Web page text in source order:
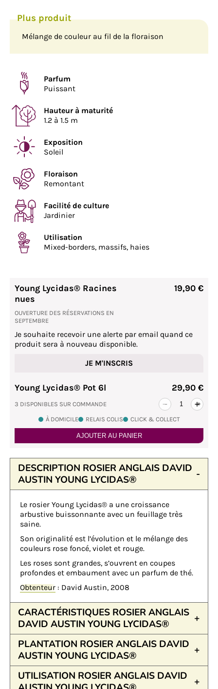
Mélange de couleur au fil de la floraison
Parfum
Puissant
Hauteur à maturité
1.2 à 1.5 m
Exposition
Soleil
Floraison
Remontant
Facilité de culture
Jardinier
Utilisation
Mixed-borders, massifs, haies
Young Lycidas® Racines
nues
OUVERTURE DES RÉSERVATIONS EN
SEPTEMBRE
19,90 €
Je souhaite recevoir une alerte par email quand ce
produit sera à nouveau disponible.
JE M'INSCRIS
Young Lycidas® Pot 6l
3 DISPONIBLES SUR COMMANDE - +
29,90 €
À DOMICILE RELAIS COLIS CLICK & COLLECT
AJOUTER AU PANIER
DESCRIPTION ROSIER ANGLAIS DAVID
AUSTIN YOUNG LYCIDAS®
Le rosier Young Lycidas® a une croissance
arbustive buissonnante avec un feuillage très
saine.
Son originalité est l’évolution et le mélange des
couleurs rose foncé, violet et rouge.
Les roses sont grandes, s’ouvrent en coupes
profondes et embaument avec un parfum de thé.
Obtenteur : David Austin, 2008
CARACTÉRISTIQUES ROSIER ANGLAIS
DAVID AUSTIN YOUNG LYCIDAS®
PLANTATION ROSIER ANGLAIS DAVID
AUSTIN YOUNG LYCIDAS®
UTILISATION ROSIER ANGLAIS DAVID